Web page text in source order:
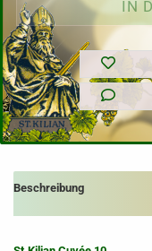
Beschreibung